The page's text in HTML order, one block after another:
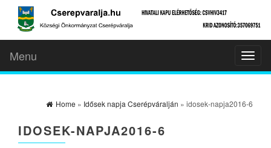
Menu
Home » Idősek napja Cserépváralján » idosek-napja2016-6
IDOSEK-NAPJA2016-6